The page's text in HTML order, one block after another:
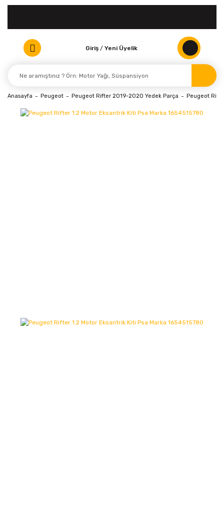
Giriş / Yeni Üyelik
Anasayfa Peugeot Peugeot Rifter 2019-2020 Yedek Parça Peugeot